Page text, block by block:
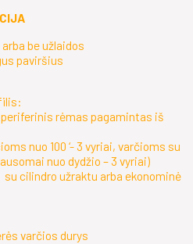
be užlaidos
paviršius
rėmas pagamintas iš
nuo 100 ‘- 3 vyriai, varčioms su
nuo dydžio – 3 vyriai)
cilindro užraktu arba ekonominė
varčios durys